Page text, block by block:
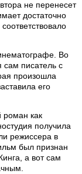
не перенесет
достаточно
Во
сам писатель с
произошла
его
роман как
получила
режиссера в
был признан
а вот сам